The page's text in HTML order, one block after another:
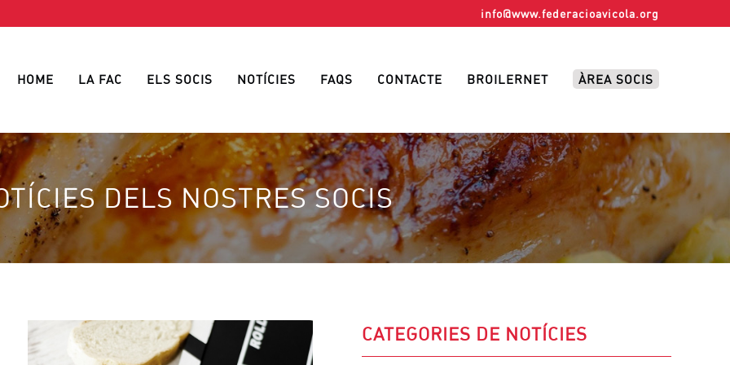
info@www.federacioavicola.org
HOME LA FAC ELS SOCIS NOTÍCIES FAQS CONTACTE BROILERNET ÀREA SOCIS
DELS NOSTRES SOCIS
CATEGORIES DE NOTÍCIES